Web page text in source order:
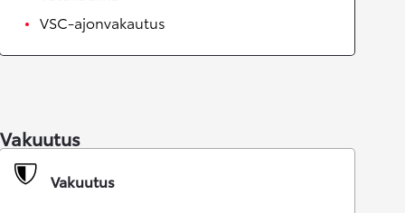
VSC-ajonvakautus
Vakuutus
Vakuutus